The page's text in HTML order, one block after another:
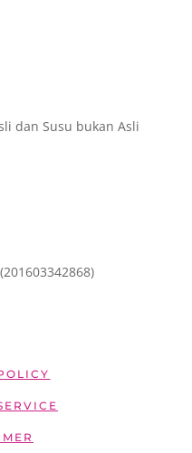
dan Susu bukan Asli